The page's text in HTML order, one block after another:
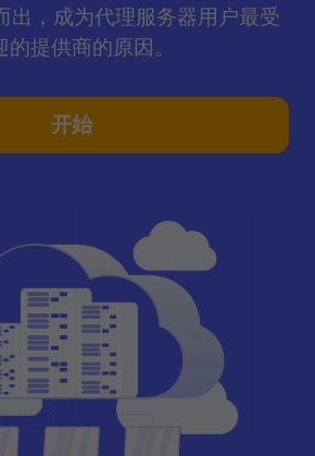
，成为代理服务器用户最受
的提供商的原因。
开始